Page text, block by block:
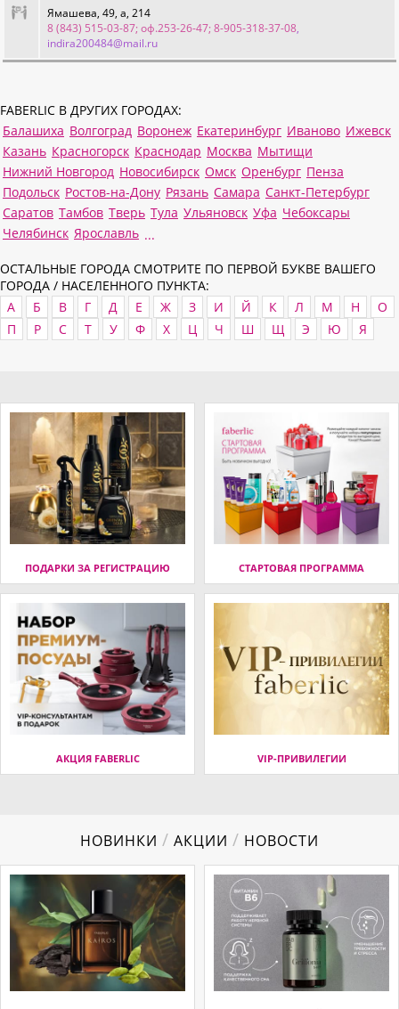
Ямашева, 49, а, 214
8 (843) 515-03-87; оф.253-26-47; 8-905-318-37-08,
indira200484@mail.ru
FABERLIC В ДРУГИХ ГОРОДАХ:
Балашиха Волгоград Воронеж Екатеринбург Иваново Ижевск
Казань Красногорск Краснодар Москва Мытищи
Нижний Новгород Новосибирск Омск Оренбург Пенза
Подольск Ростов-на-Дону Рязань Самара Санкт-Петербург
Саратов Тамбов Тверь Тула Ульяновск Уфа Чебоксары
Челябинск Ярославль ...
ОСТАЛЬНЫЕ ГОРОДА СМОТРИТЕ ПО ПЕРВОЙ БУКВЕ ВАШЕГО
ГОРОДА / НАСЕЛЕННОГО ПУНКТА:
А
Б В Г Д Е Ж З И Й К Л М Н
О
П
Р С Т У Ф Х Ц Ч Ш Щ Э Ю Я
ПОДАРКИ ЗА РЕГИСТРАЦИЮ СТАРТОВАЯ ПРОГРАММА
АКЦИЯ FABERLIC VIP-ПРИВИЛЕГИИ
НОВИНКИ / АКЦИИ / НОВОСТИ